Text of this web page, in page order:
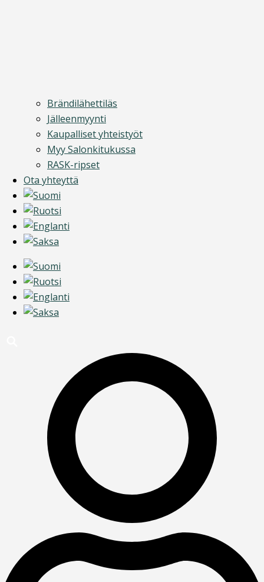
Brändilähettiläs
Jälleenmyynti
Kaupalliset yhteistyöt
Myy Salonkitukussa
RASK-ripset
Ota yhteyttä